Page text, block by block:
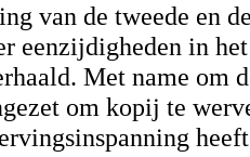
van de tweede en
eenzijdigheden in
Met name om
om kopij te